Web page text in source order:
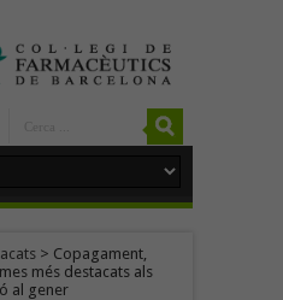
> Copagament,
més destacats als
al gener